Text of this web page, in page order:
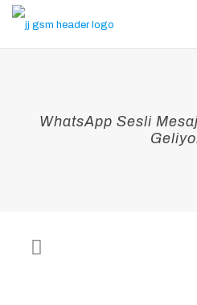
WhatsApp Sesli